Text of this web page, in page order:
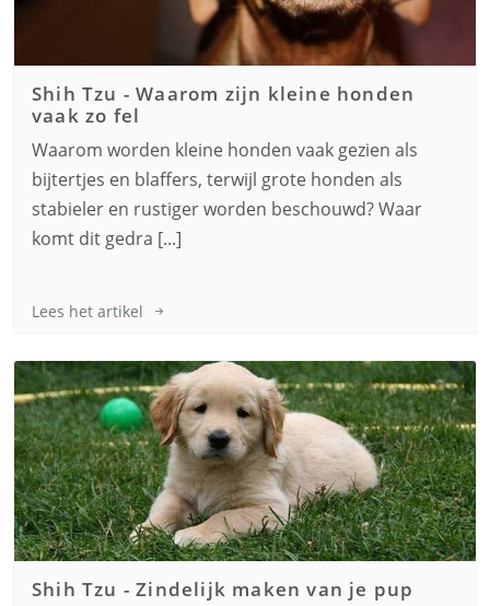
Shih Tzu -Waarom zijn kleine honden
vaak zo fel
Waarom worden kleine honden vaak gezien als
bijtertjes en blaffers, terwijl grote honden als
stabieler en rustiger worden beschouwd? Waar
komt dit gedra [...]
Lees het artikel
Shih Tzu -Zindelijk maken van je pup